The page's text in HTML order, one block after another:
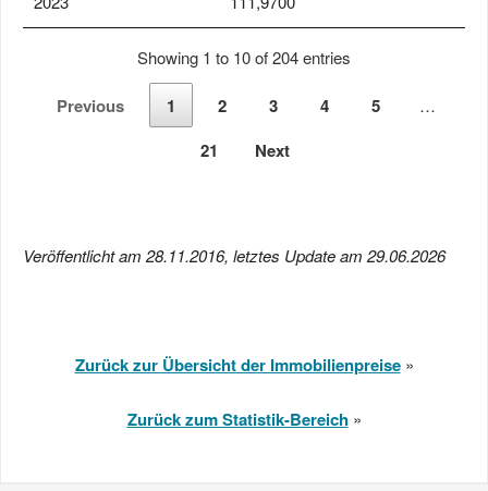
Showing 1 to 10 of 204 entries
Previous 1 2 3 4 5 …
21 Next
Veröffentlicht am 28.11.2016, letztes Update am 29.06.2026
Zurück zur Übersicht der Immobilienpreise»
Zurück zum Statistik-Bereich»